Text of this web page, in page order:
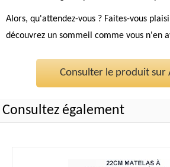
Alors, qu'attendez-vous ? Faites-vous
découvrez un sommeil comme vous n'en
Consulter le produit sur
Consultez également